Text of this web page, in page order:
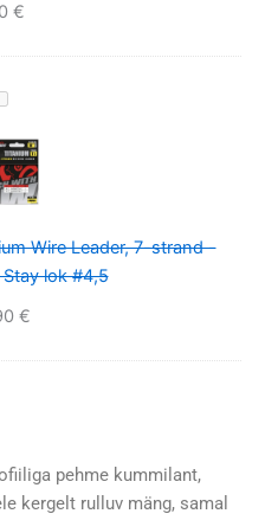
€
Titanium
34kg
Wire Leader, 7-strand -
lok #4,5
€
pehme kummilant,
kergelt rulluv mäng, samal